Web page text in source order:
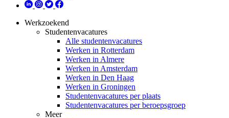
Werkzoekend
Studentenvacatures
Alle studentenvacatures
Werken in Rotterdam
Werken in Almere
Werken in Amsterdam
Werken in Den Haag
Werken in Groningen
Studentenvacatures per plaats
Studentenvacatures per beroepsgroep
Meer